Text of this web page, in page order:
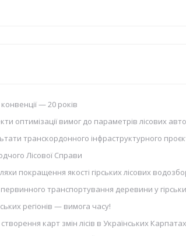
— 20 років
оптимізації вимог до параметрів лісових
транскордонного інфраструктурного
Лісової Справи
покращення якості гірських лісових
первинного транспортування деревини у
регіонів — вимога часу!
карт змін лісів в Українських